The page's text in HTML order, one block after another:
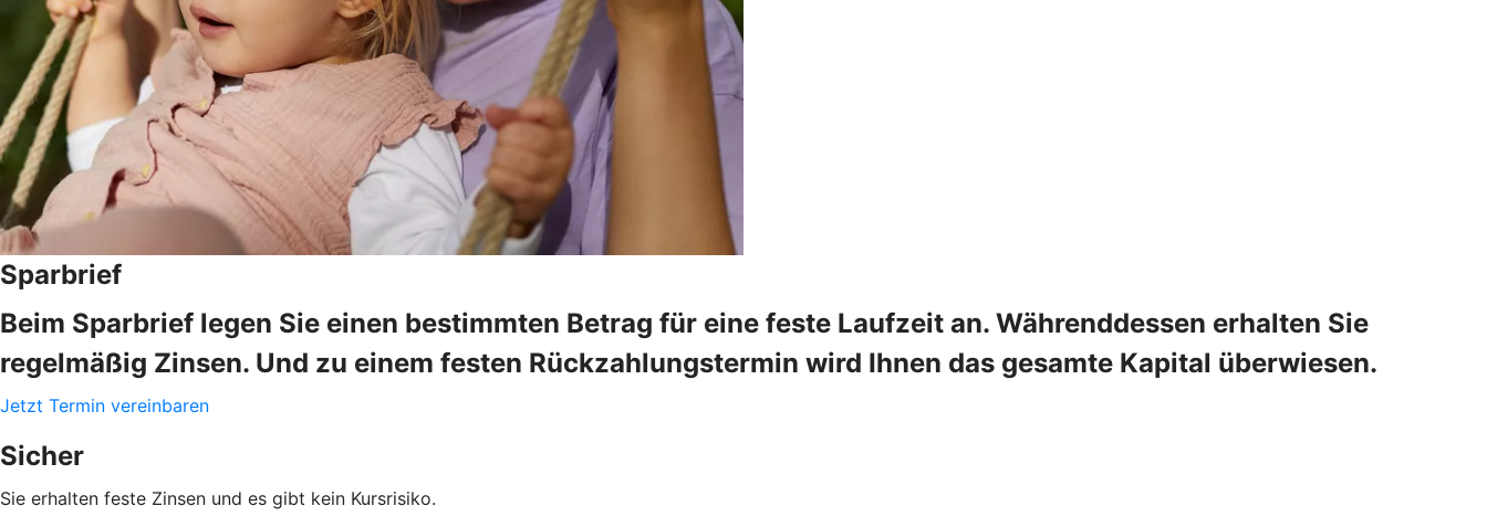
Sparbrief
Beim Sparbrief legen Sie einen bestimmten Betrag für eine feste Laufzeit an. Währenddessen erhalten Sie
regelmäßig Zinsen. Und zu einem festen Rückzahlungstermin wird Ihnen das gesamte Kapital überwiesen.
Jetzt Termin vereinbaren
Sicher
Sie erhalten feste Zinsen und es gibt kein Kursrisiko.